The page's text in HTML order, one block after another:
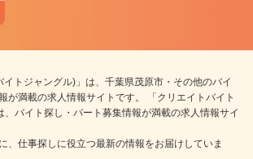
イトジャングル)」は、千葉県茂原市・その他のバイ
が満載の求人情報サイトです。 「クリエイトバイト
、バイト探し・パート募集情報が満載の求人情報サイ
、仕事探しに役立つ最新の情報をお届けしていま